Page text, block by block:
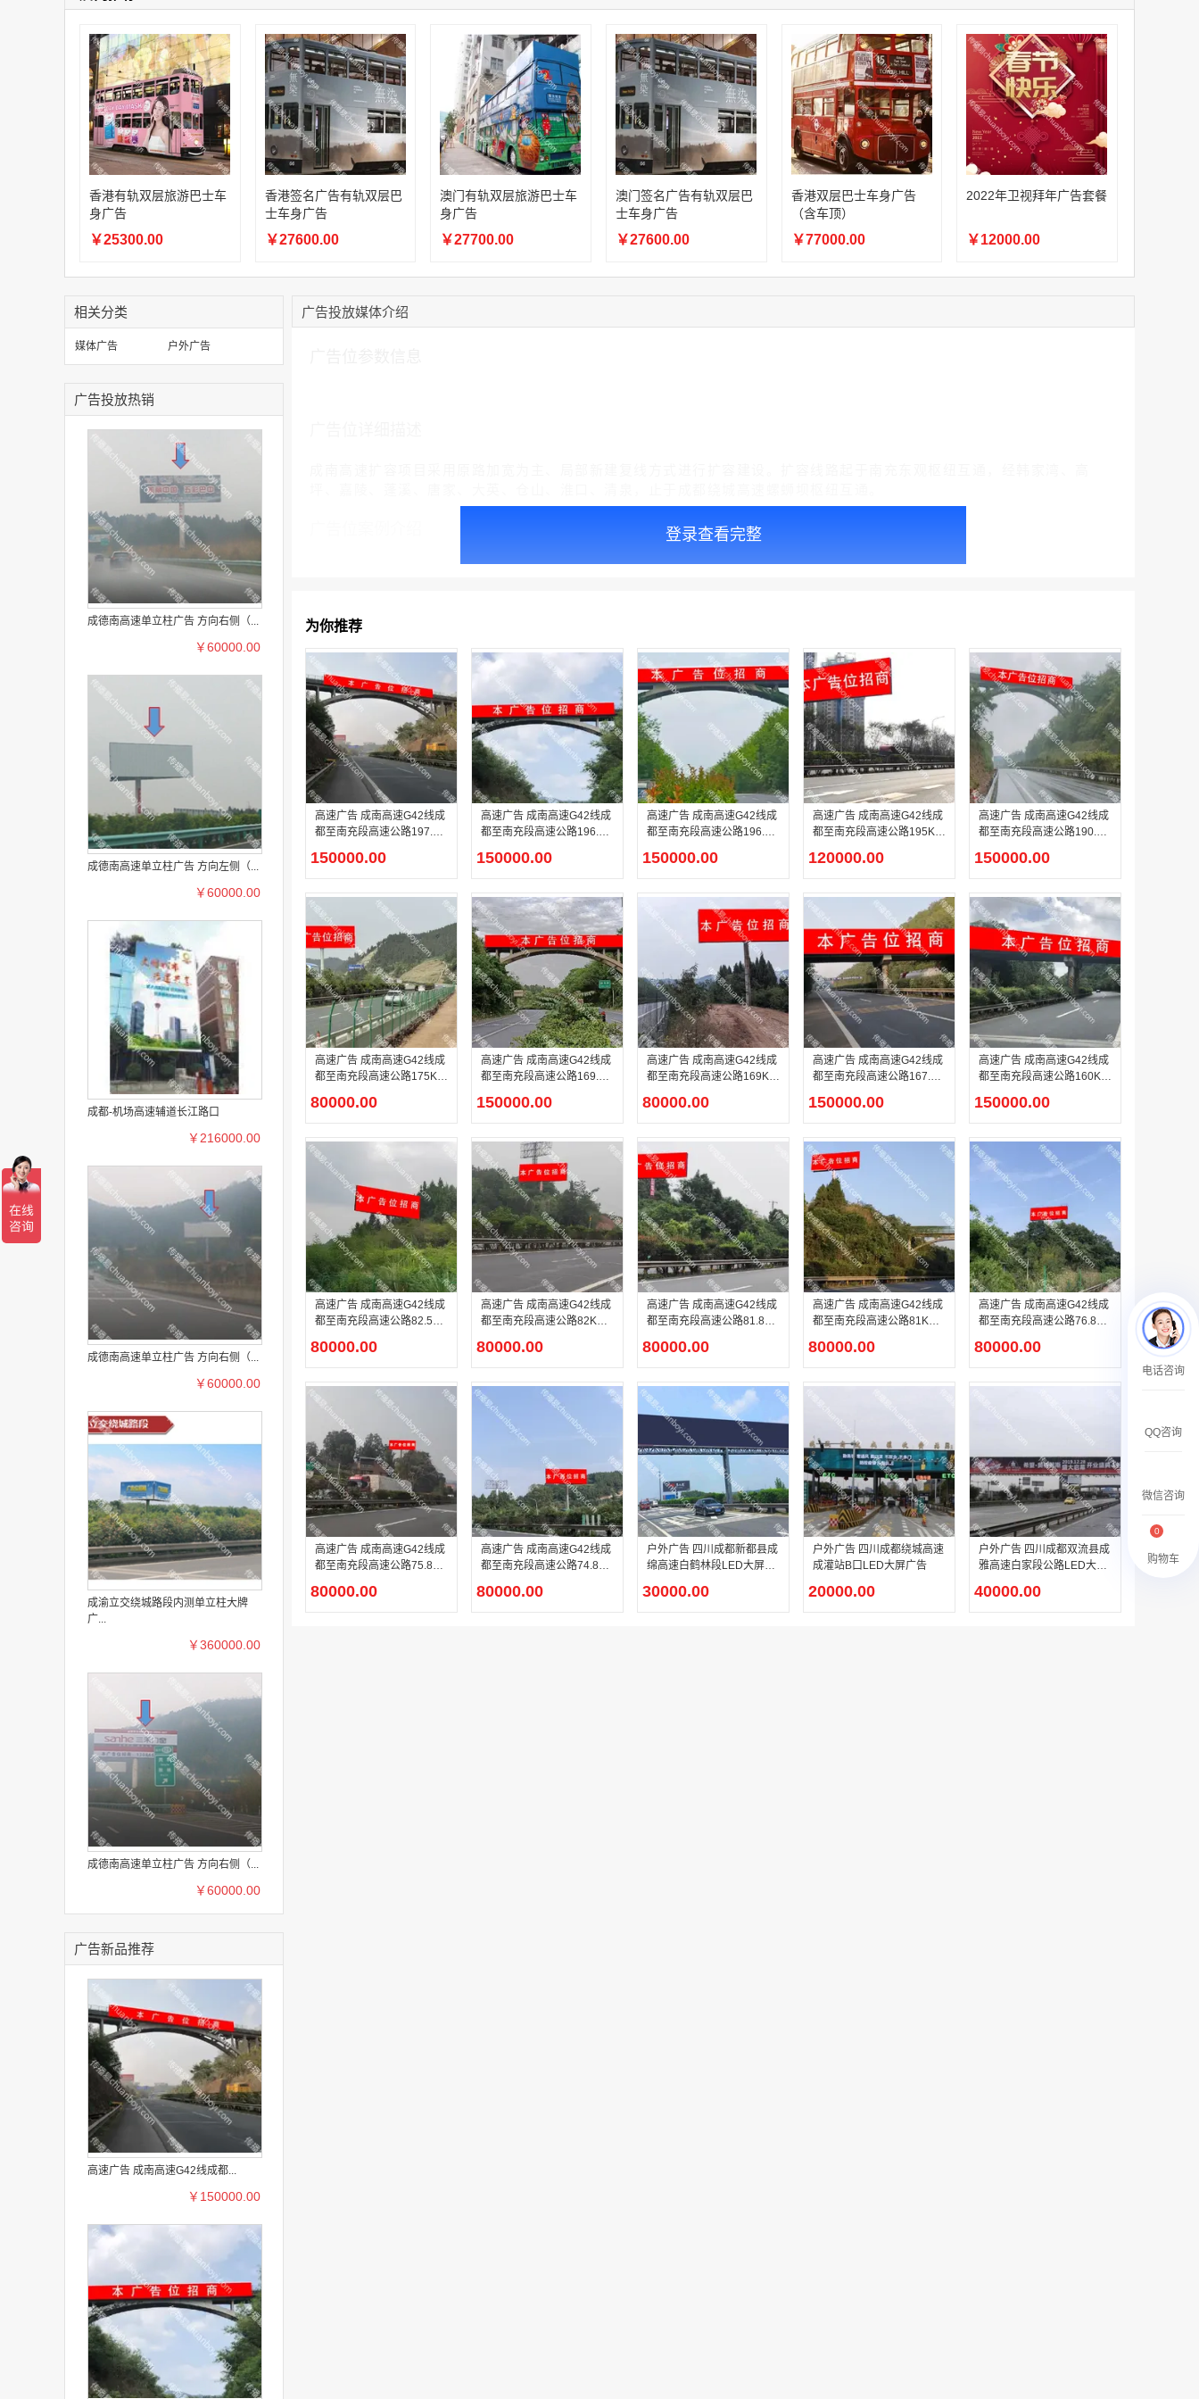
03:20:56 156****3374 联系了该媒体所在商家
13:59:39 189****2617 联系了该媒体所在商家
12:40:20 177****7961 联系了该媒体所在商家
16:12:36 181****8167
联系了该媒体所在商家
16:16:44 181****0078 联系了该媒体所在商家
13:50:54 192****2334 联系了该媒体所在商家
￥27600.00
香港双层巴士车身广告（含车顶）
户外广告 天津社区道闸广告 天津小区道闸广告投放价格
￥1100.00
￥25300.00
￥27600.00
香港有轨双层旅游巴士车
身广告
￥25300.00
香港签名广告有轨双层巴
士车身广告
￥27600.00
澳门有轨双层旅游巴士车
身广告
￥27700.00
澳门签名广告有轨双层巴
士车身广告
￥27600.00
香港双层巴士车身广告
（含车顶）
￥77000.00
2022年卫视拜年广告套餐
￥12000.00
相关分类
媒体广告 户外广告
广告投放热销
成德南高速单立柱广告 方向右侧（...
￥60000.00
成德南高速单立柱广告 方向左侧（...
￥60000.00
成都-机场高速辅道长江路口
￥216000.00
成德南高速单立柱广告 方向右侧（...
￥60000.00
成渝立交绕城路段内测单立柱大牌
广...
￥360000.00
成德南高速单立柱广告 方向右侧（...
￥60000.00
广告新品推荐
高速广告 成南高速G42线成都...
￥150000.00
广告投放媒体介绍
登录查看完整
为你推荐
高速广告 成南高速G42线成
都至南充段高速公路197.96
150000.00
高速广告 成南高速G42线成
都至南充段高速公路196.96
150000.00
高速广告 成南高速G42线成
都至南充段高速公路196.6K
150000.00
高速广告 成南高速G42线成
都至南充段高速公路195KM
120000.00
高速广告 成南高速G42线成
都至南充段高速公路190.2K
150000.00
高速广告 成南高速G42线成
都至南充段高速公路175KM
80000.00
高速广告 成南高速G42线成
都至南充段高速公路169.72
150000.00
高速广告 成南高速G42线成
都至南充段高速公路169KM
80000.00
高速广告 成南高速G42线成
都至南充段高速公路167.76
150000.00
高速广告 成南高速G42线成
都至南充段高速公路160KM
150000.00
高速广告 成南高速G42线成
都至南充段高速公路82.5K
80000.00
高速广告 成南高速G42线成
都至南充段高速公路82KM
80000.00
高速广告 成南高速G42线成
都至南充段高速公路81.8K
80000.00
高速广告 成南高速G42线成
都至南充段高速公路81KM
80000.00
高速广告 成南高速G42线成
都至南充段高速公路76.8K
80000.00
高速广告 成南高速G42线成
都至南充段高速公路75.8K
80000.00
高速广告 成南高速G42线成
都至南充段高速公路74.8K
80000.00
户外广告 四川成都新都县成
绵高速白鹤林段LED大屏广
30000.00
户外广告 四川成都绕城高速
成灌站B口LED大屏广告
20000.00
户外广告 四川成都双流县成
雅高速白家段公路LED大屏
40000.00
电话咨询
QQ咨询
微信咨询
购物车
0